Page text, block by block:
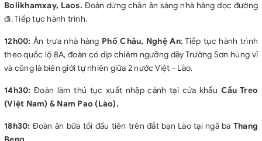
Bolikhamxay, Laos. Đoàn dừng chân ăn sáng nhà hàng dọc đường
đi. Tiếp tục hành trình.
12h00: Ăn trưa nhà hàng Phố Châu, Nghệ An; Tiếp tục hành trình
theo quốc lộ 8A, đoàn có dịp chiêm ngưỡng dãy Trường Sơn hùng vĩ
và cũng là biên giới tự nhiên giữa 2 nước Việt - Lào.
14h30: Đoàn làm thủ tục xuất nhập cảnh tại cửa khẩu Cầu Treo
(Việt Nam) & Nam Pao (Lào).
18h30: Đoàn ăn bữa tối đầu tiên trên đất bạn Lào tại ngã ba Thang